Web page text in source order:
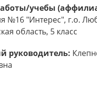
учебы
№16 "Интерес", г.о.
область, 5 класс
руководитель: